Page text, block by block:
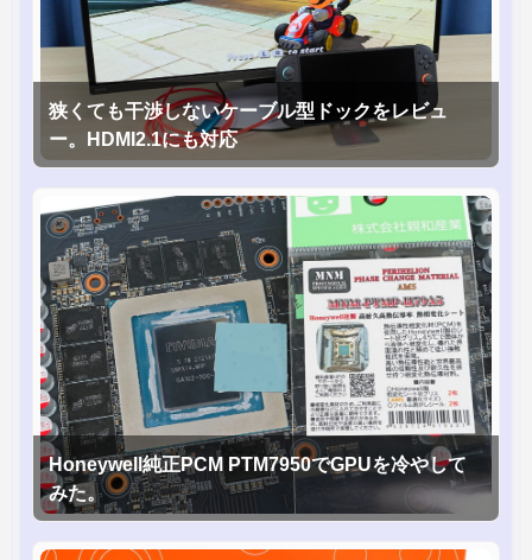
狭くても干渉しないケーブル型ドックをレビュ
ー。HDMI2.1にも対応
Honeywell純正PCM PTM7950でGPUを冷やして
みた。